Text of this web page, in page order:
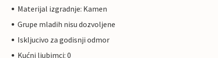
Materijal izgradnje: Kamen
Grupe mladih nisu dozvoljene
Iskljucivo za godisnji odmor
Kućni ljubimci: 0